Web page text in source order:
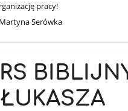
pracy!
Serówka
ŁUKASZA